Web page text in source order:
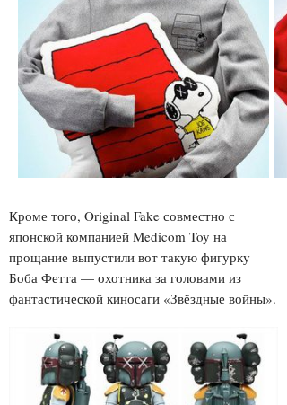
Кроме того, Original Fake совместно с
японской компанией Medicom Toy на
прощание выпустили вот такую фигурку
Боба Фетта — охотника за головами из
фантастической киносаги «Звёздные войны».